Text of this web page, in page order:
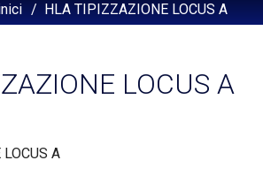
/ HLA TIPIZZAZIONE LOCUS A
LOCUS A
A